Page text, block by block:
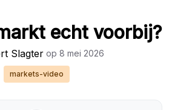
echt voorbij?
Slagter op 8 mei 2026
markets-video